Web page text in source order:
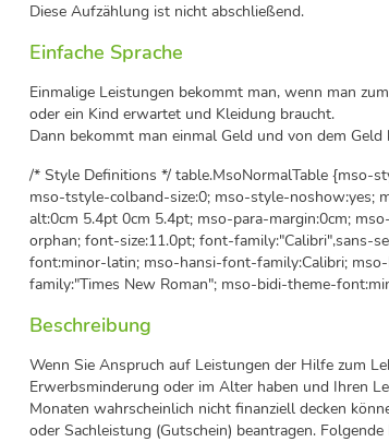
Diese Aufzählung ist nicht abschließend.
Einfache Sprache
Einmalige Leistungen bekommt man, wenn man
oder ein Kind erwartet und Kleidung braucht.
Dann bekommt man einmal Geld und von dem
/* Style Definitions */ table.MsoNormalTable {mso-
mso-tstyle-colband-size:0; mso-style-noshow:yes;
alt:0cm 5.4pt 0cm 5.4pt; mso-para-margin:0cm;
orphan; font-size:11.0pt; font-family:"Calibri",sans-
font:minor-latin; mso-hansi-font-family:Calibri;
family:"Times New Roman"; mso-bidi-theme-
Beschreibung
Wenn Sie Anspruch auf Leistungen der Hilfe zum
Erwerbsminderung oder im Alter haben und Ihren
Monaten wahrscheinlich nicht finanziell decken
oder Sachleistung (Gutschein) beantragen.